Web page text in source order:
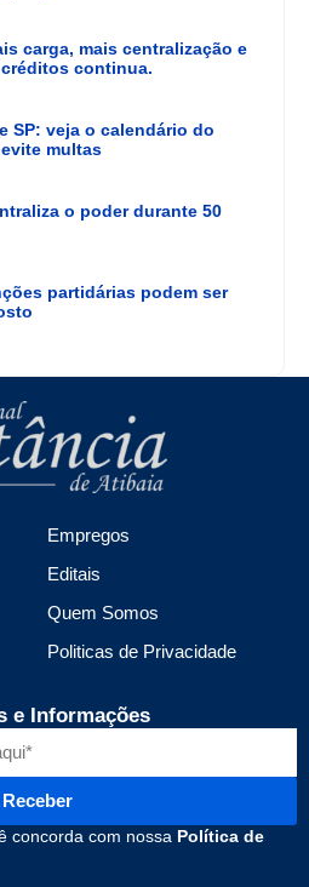
carga, mais centralização e
continua.
SP: veja o calendário do
multas
o poder durante 50
partidárias podem ser
Empregos
Editais
Quem Somos
Politicas de Privacidade
e Informações
Receber
concorda com nossa Política de